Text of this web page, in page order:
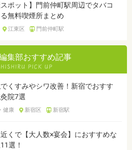
スポット】門前仲町駅周辺でタバコ
無料喫煙所まとめ
江東区 門前仲町駅
集部おすすめ記事
くすみやシワ改善！新宿でおすす
院7選
健康 新宿区 新宿駅
くで【大人数×宴会】におすすめな
選！